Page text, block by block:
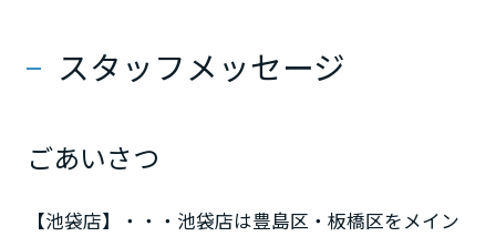
スタッフメッセージ
ごあいさつ
【池袋店】・・・池袋店は豊島区・板橋区をメイン
中国・四国エリア
島根県